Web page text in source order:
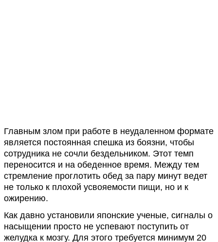
Главным злом при работе в неудаленном формате
является постоянная спешка из боязни, чтобы
сотрудника не сочли бездельником. Этот темп
переносится и на обеденное время. Между тем
стремление проглотить обед за пару минут ведет
не только к плохой усвояемости пищи, но и к
ожирению.
Как давно установили японские ученые, сигналы о
насыщении просто не успевают поступить от
желудка к мозгу. Для этого требуется минимум 20